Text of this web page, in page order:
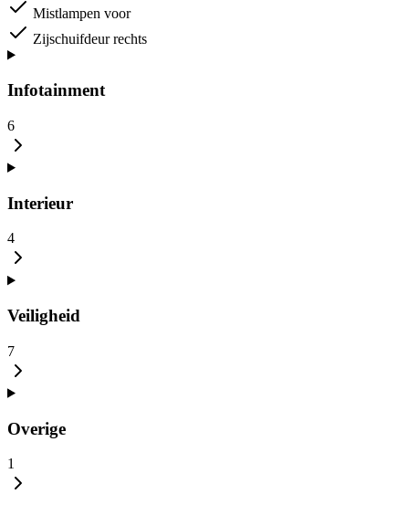
Mistlampen voor
Zijschuifdeur rechts
Infotainment
6
Interieur
4
Veiligheid
7
Overige
1